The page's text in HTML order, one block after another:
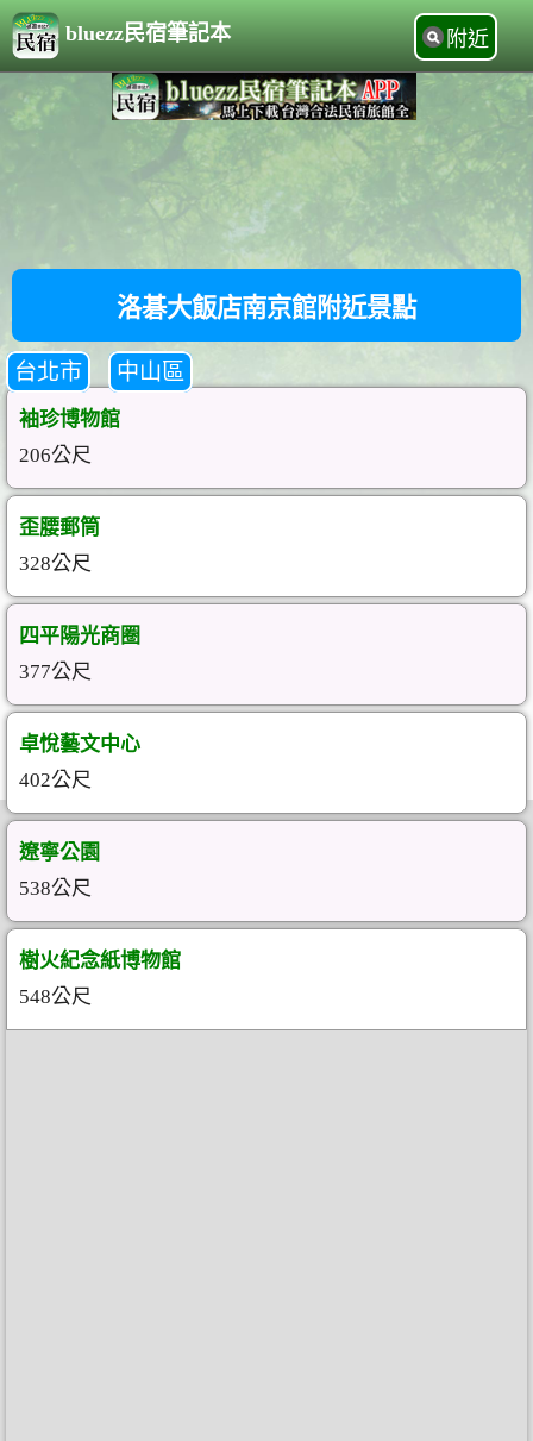
bluezz民宿筆記本 附近
洛碁大飯店南京館附近景點
台北市 中山區
袖珍博物館
206公尺
歪腰郵筒
328公尺
四平陽光商圈
377公尺
卓悅藝文中心
402公尺
遼寧公園
538公尺
樹火紀念紙博物館
548公尺